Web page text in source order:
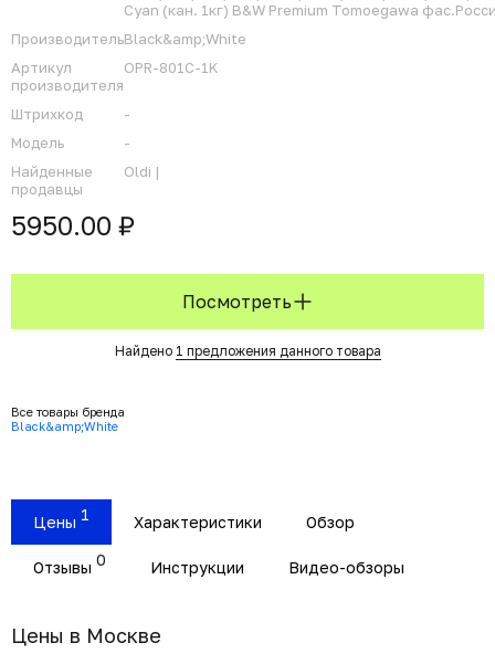
Cyan (кан. 1кг) B&W Premium Tomoegawa
ПроизводительBlack&amp;White
Артикул
производителя
OPR-801C-1K
Штрихкод
-
Модель
-
Найденные
продавцы
Oldi |
5950.00 ₽
Посмотреть
Найдено 1 предложения данного товара
Все товары бренда
Black&amp;White
Цены 1 Характеристики Обзор
Отзывы 0 Инструкции Видео-обзоры
Цены в Москвe